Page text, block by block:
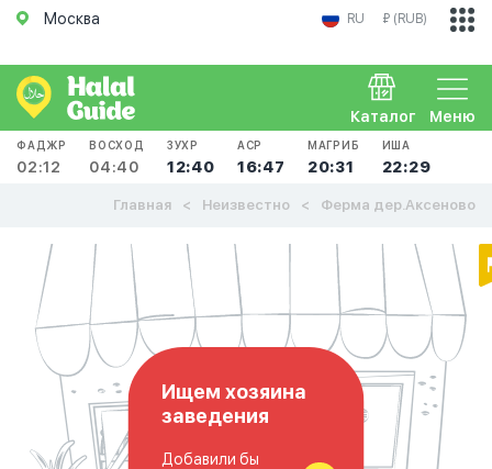
Москва RU ₽ (RUB)
Меню
Каталог
ФАДЖР
02:12
ВОСХОД
04:40
ЗУХР
12:40
АСР
16:47
МАГРИБ
20:31
ИША
22:29
Главная Неизвестно Ферма дер.Аксеново
Ищем хозяина
заведения
Добавили бы